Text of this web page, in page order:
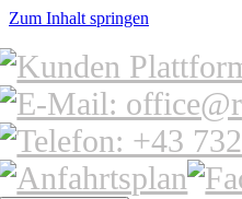
Zum Inhalt springen